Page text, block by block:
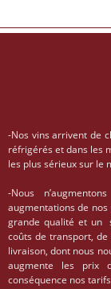
-Nos vins arrivent de
réfrigérés et dans les
les plus sérieux sur le
-Nous
augmentations de nos
grande qualité et un
coûts de transport,
livraison, dont nous
augmente les prix
conséquence nos